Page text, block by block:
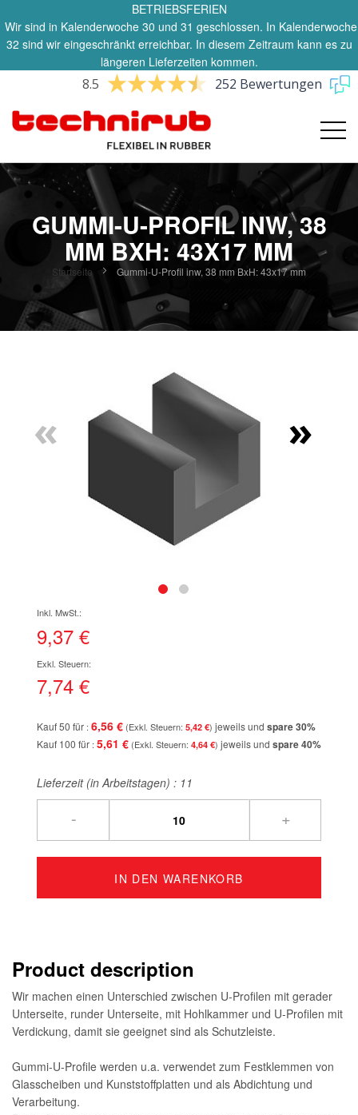
BETRIEBSFERIEN
Wir sind in Kalenderwoche 30 und 31 geschlossen. In Kalenderwoche
32 sind wir eingeschränkt erreichbar. In diesem Zeitraum kann es zu
längeren Lieferzeiten kommen.
8.5 252 Bewertungen
GUMMI-U-PROFIL INW, 38
MM BXH: 43X17 MM
Startseite Gummi-U-Profil inw, 38 mm BxH: 43x17 mm
springen
« »
der
Bildgalerie
9,37 €
7,74 €
Kauf 50 für 6,56 € 5,42 € jeweils und spare30%
Kauf 100 für 5,61 € 4,64 € jeweils und spare40%
Lieferzeit (in Arbeitstagen) : 11
- +
IN DEN WARENKORB
Product description
Wir machen einen Unterschied zwischen U-Profilen mit gerader
Unterseite, runder Unterseite, mit Hohlkammer und U-Profilen mit
Verdickung, damit sie geeignet sind als Schutzleiste.
Gummi-U-Profile werden u.a. verwendet zum Festklemmen von
Glasscheiben und Kunststoffplatten und als Abdichtung und
Verarbeitung.